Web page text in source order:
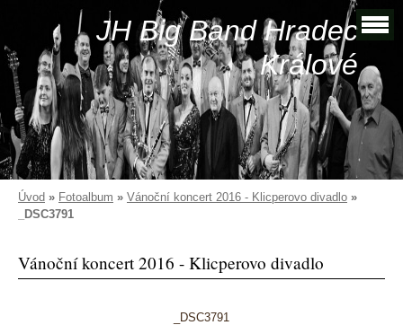
JH Big Band Hradec
Králové
Úvod » Fotoalbum » Vánoční koncert 2016 - Klicperovo divadlo »
_DSC3791
Vánoční koncert 2016 - Klicperovo divadlo
_DSC3791